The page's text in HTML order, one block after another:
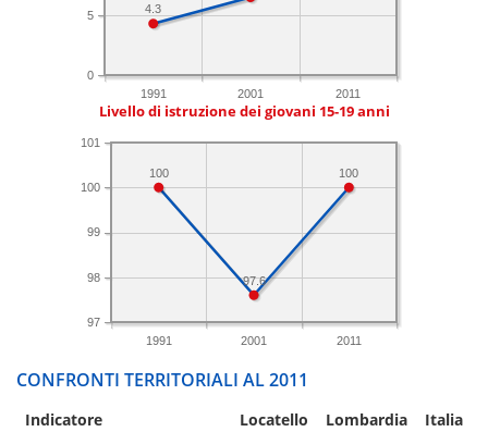
1991 2001 2011
0
5 4.3
Livello di istruzione dei giovani 15-19 anni
1991 2001 2011
97
98
99
100
101
100
97.6
100
CONFRONTI TERRITORIALI AL 2011
Indicatore Locatello Lombardia Italia